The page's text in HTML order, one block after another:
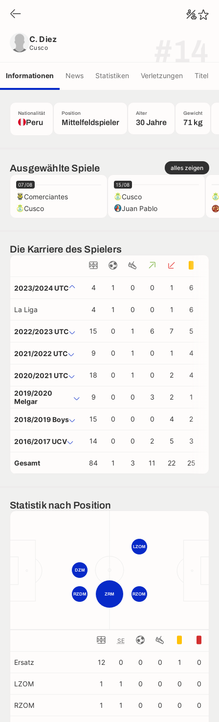
C. Diez
Cusco
Informationen News Statistiken Verletzungen Titel
Nationalität
Peru
Position
Mittelfeldspieler
Alter
30 Jahre
Gewicht
71 kg
Ausgewählte Spiele alles zeigen
07/08
Comerciantes
Cusco
15/08
Cusco
Juan Pablo
Die Karriere des Spielers
2023/2024 UTC 4 1 0 0 1 6
La Liga 4 1 0 0 1 6
2022/2023 UTC 15 0 1 6 7 5
2021/2022 UTC 9 0 1 0 1 4
2020/2021 UTC 18 0 1 0 2 4
2019/2020
Melgar
9 0 0 3 2 1
2018/2019 Boys 15 0 0 0 4 2
2016/2017 UCV 14 0 0 2 5 3
Gesamt 84 1 3 11 22 25
Statistik nach Position
ZRM
RZDM
LZOM
RZOM
DZM
SE
Ersatz 12 0 0 0 1 0
LZOM 1 1 0 0 0 0
RZOM 1 1 0 0 0 0